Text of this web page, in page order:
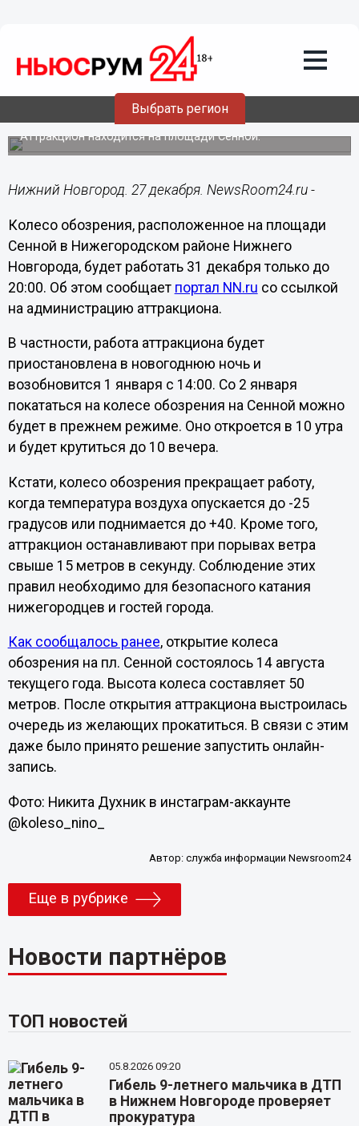
Выбрать регион
Колесо обозрения в Нижнем
Новгороде остановят в новогоднюю
Аттракцион находится на площади Сенной.
Нижний Новгород. 27 декабря. NewsRoom24.ru -
Колесо обозрения, расположенное на площади
Сенной в Нижегородском районе Нижнего
Новгорода, будет работать 31 декабря только до
20:00. Об этом сообщает портал NN.ru со ссылкой
на администрацию аттракциона.
В частности, работа аттракциона будет
приостановлена в новогоднюю ночь и
возобновится 1 января с 14:00. Со 2 января
покататься на колесе обозрения на Сенной можно
будет в прежнем режиме. Оно откроется в 10 утра
и будет крутиться до 10 вечера.
Кстати, колесо обозрения прекращает работу,
когда температура воздуха опускается до -25
градусов или поднимается до +40. Кроме того,
аттракцион останавливают при порывах ветра
свыше 15 метров в секунду. Соблюдение этих
правил необходимо для безопасного катания
нижегородцев и гостей города.
Как сообщалось ранее, открытие колеса
обозрения на пл. Сенной состоялось 14 августа
текущего года. Высота колеса составляет 50
метров. После открытия аттракциона выстроилась
очередь из желающих прокатиться. В связи с этим
даже было принято решение запустить онлайн-
запись.
Фото: Никита Духник в инстаграм-аккаунте
@koleso_nino_
Автор:служба информации Newsroom24
Еще в рубрике
Новости партнёров
ТОП новостей
05.8.2026 09:20
Гибель 9-летнего мальчика в ДТП
в Нижнем Новгороде проверяет
прокуратура